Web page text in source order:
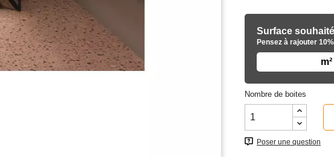
Surface
Pensez à rajouter
m²
Nombre de boites
Poser une question